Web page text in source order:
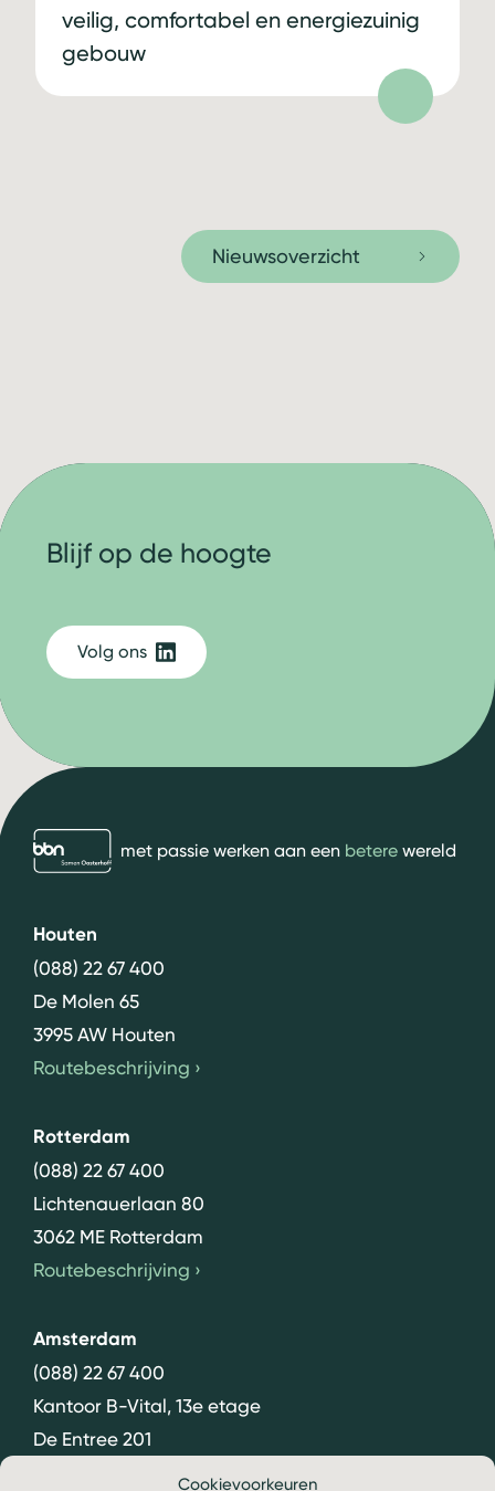
Cookievoorkeuren
veilig, comfortabel en energiezuinig
gebouw
Nieuwsoverzicht
bbn adviseursmet passie werken aan een beterewereld
Houten
(088) 22 67 400
De Molen 65
3995 AW Houten
Routebeschrijving ›
Rotterdam
(088) 22 67 400
Lichtenauerlaan 80
3062 ME Rotterdam
Routebeschrijving ›
Amsterdam
(088) 22 67 400
Kantoor B-Vital, 13e etage
De Entree 201
1101 HG Amsterdam
Blijf op de hoogte
Volg ons